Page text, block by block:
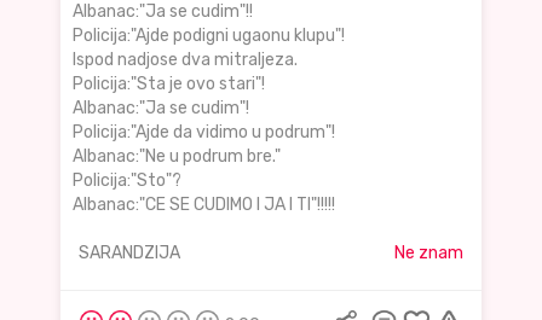
Albanac:"Ja se cudim"!!
Policija:"Ajde podigni ugaonu klupu"!
Ispod nadjose dva mitraljeza.
Policija:"Sta je ovo stari"!
Albanac:"Ja se cudim"!
Policija:"Ajde da vidimo u podrum"!
Albanac:"Ne u podrum bre."
Policija:"Sto"?
Albanac:"CE SE CUDIMO I JA I TI"!!!!!
SARANDZIJA Ne znam